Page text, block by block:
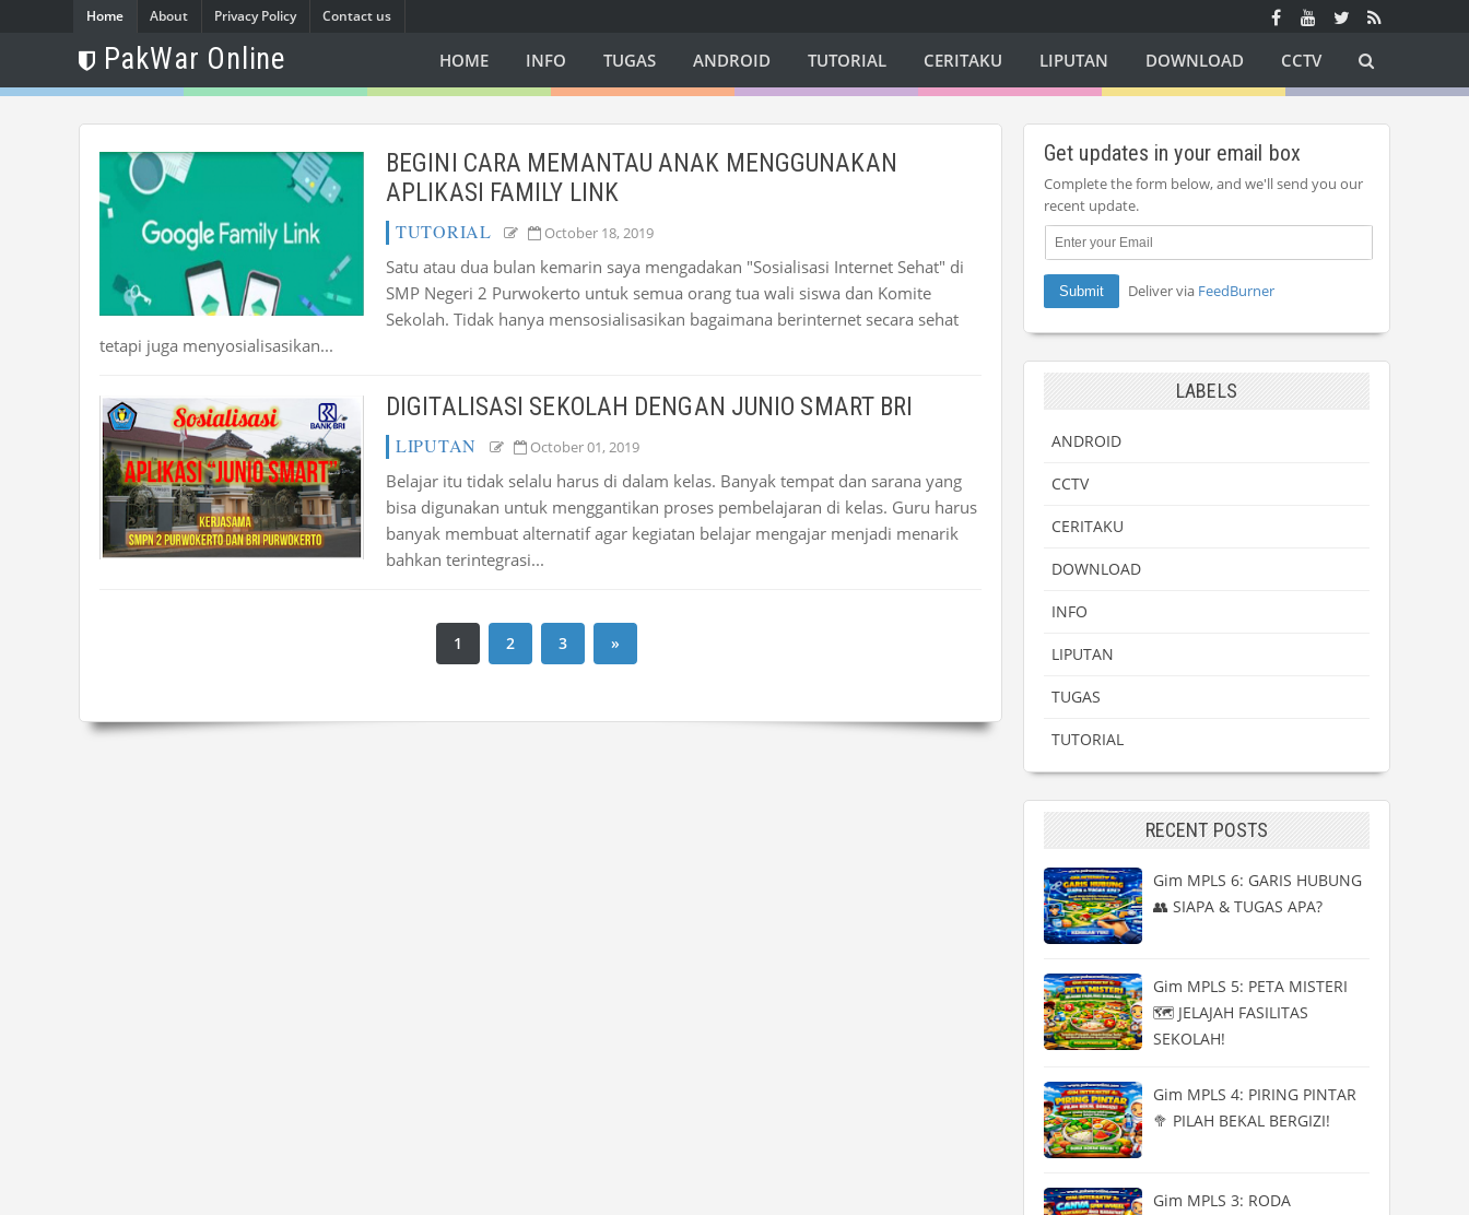
Home About Privacy Policy Contact us
PakWar Online HOME INFO TUGAS ANDROID TUTORIAL CERITAKU LIPUTAN DOWNLOAD CCTV
BEGINI CARA MEMANTAU ANAK MENGGUNAKAN
APLIKASI FAMILY LINK
TUTORIAL October 18, 2019
Satu atau dua bulan kemarin saya mengadakan "Sosialisasi Internet Sehat" di
SMP Negeri 2 Purwokerto untuk semua orang tua wali siswa dan Komite
Sekolah. Tidak hanya mensosialisasikan bagaimana berinternet secara sehat
tetapi juga menyosialisasikan...
DIGITALISASI SEKOLAH DENGAN JUNIO SMART BRI
LIPUTAN October 01, 2019
Belajar itu tidak selalu harus di dalam kelas. Banyak tempat dan sarana yang
bisa digunakan untuk menggantikan proses pembelajaran di kelas. Guru harus
banyak membuat alternatif agar kegiatan belajar mengajar menjadi menarik
bahkan terintegrasi...
1 2 3 »
Get updates in your email box
Complete the form below, and we'll send you our
recent update.
Deliver via FeedBurner
LABELS
ANDROID
CCTV
CERITAKU
DOWNLOAD
INFO
LIPUTAN
TUGAS
TUTORIAL
RECENT POSTS
Gim MPLS 6: GARIS HUBUNG
👥 SIAPA & TUGAS APA?
Gim MPLS 5: PETA MISTERI
🗺️ JELAJAH FASILITAS
SEKOLAH!
Gim MPLS 4: PIRING PINTAR
🥦 PILAH BEKAL BERGIZI!
Gim MPLS 3: RODA